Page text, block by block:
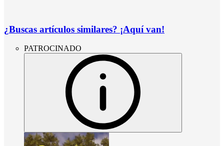
¿Buscas artículos similares? ¡Aquí van!
PATROCINADO